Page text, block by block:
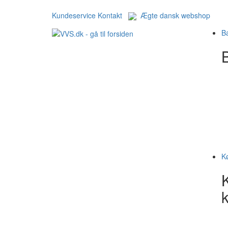
Kundeservice Kontakt
Ægte dansk webshop